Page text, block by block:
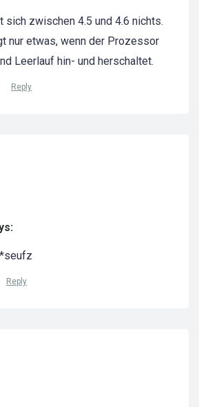
sich zwischen 4.5 und 4.6 nichts.
nur etwas, wenn der Prozessor
Leerlauf hin- und herschaltet.
Reply
Reply